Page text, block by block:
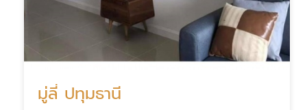
มู่ลี่ ปทุมธานี